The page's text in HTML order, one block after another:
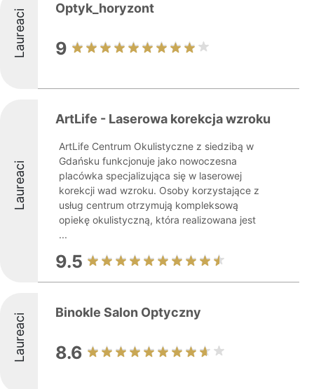
Laureaci Optyk_horyzont
9
Laureaci
ArtLife - Laserowa korekcja wzroku
ArtLife Centrum Okulistyczne z siedzibą w
Gdańsku funkcjonuje jako nowoczesna
placówka specjalizująca się w laserowej
korekcji wad wzroku. Osoby korzystające z
usług centrum otrzymują kompleksową
opiekę okulistyczną, która realizowana jest
...
9.5
Laureaci Binokle Salon Optyczny
8.6